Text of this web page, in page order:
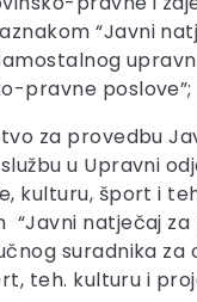
“Javni
pravne poslove”;
za provedbu
u Upravni
kulturu, šport i
“Javni natječaj za
suradnika za
teh. kulturu i